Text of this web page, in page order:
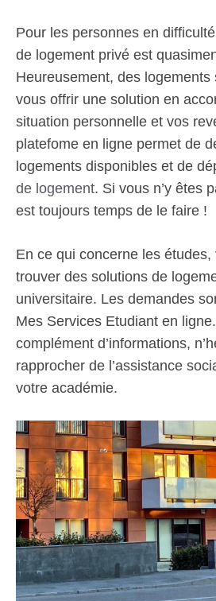
Pour les personnes en
de logement privé est
Heureusement, des logements
vous offrir une solution en
situation personnelle et vos
platefome en ligne permet de
logements disponibles et de
de logement. Si vous n’y êtes
est toujours temps de le faire !
En ce qui concerne les
trouver des solutions de
universitaire. Les demandes
Mes Services Etudiant en
complément d’informations,
rapprocher de l’assistance
votre académie.